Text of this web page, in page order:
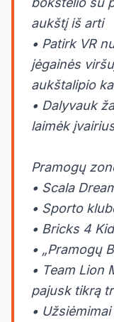
aukštį iš arti
• Patirk VR
jėgainės
aukštalipio
• Dalyvauk
laimėk
Pramogų
• Scala
• Sporto
• Bricks 4
• „Pramogų
• Team Lion
pajusk tikrą
•